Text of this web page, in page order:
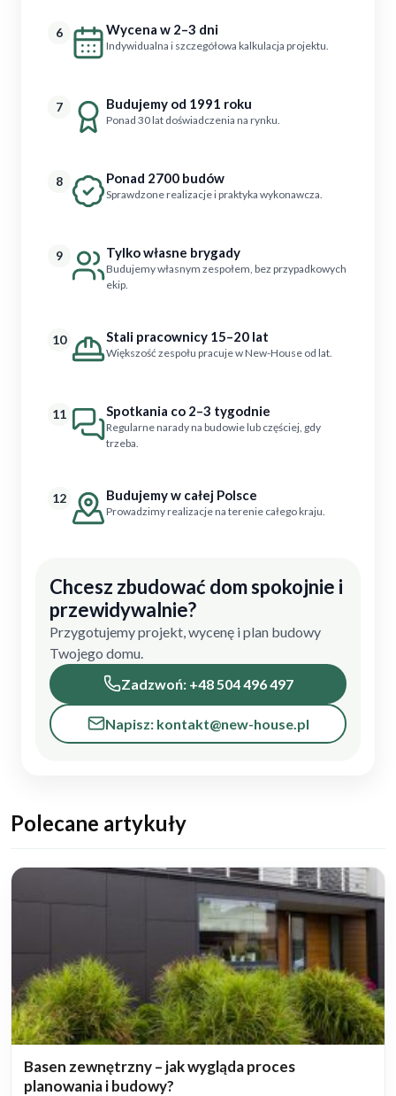
6 Wycena w 2–3 dni
Indywidualna i szczegółowa kalkulacja projektu.
7 Budujemy od 1991 roku
Ponad 30 lat doświadczenia na rynku.
8 Ponad 2700 budów
Sprawdzone realizacje i praktyka wykonawcza.
9 Tylko własne brygady
Budujemy własnym zespołem, bez przypadkowych
ekip.
10 Stali pracownicy 15–20 lat
Większość zespołu pracuje w New-House od lat.
11 Spotkania co 2–3 tygodnie
Regularne narady na budowie lub częściej, gdy
trzeba.
12 Budujemy w całej Polsce
Prowadzimy realizacje na terenie całego kraju.
Chcesz zbudować dom spokojnie i
przewidywalnie?
Przygotujemy projekt, wycenę i plan budowy
Twojego domu.
Zadzwoń: +48 504 496 497
Napisz: kontakt@new-house.pl
Polecane artykuły
Basen zewnętrzny – jak wygląda proces
planowania i budowy?